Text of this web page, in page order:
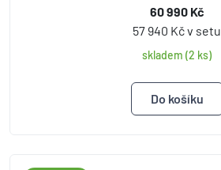
60 990 Kč
57 940 Kč v setu
skladem (2 ks)